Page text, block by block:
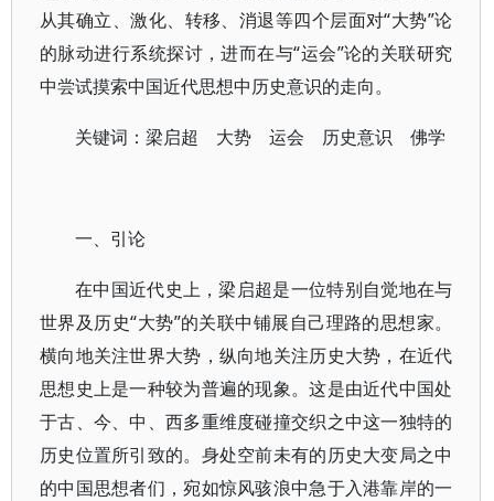
从其确立、激化、转移、消退等四个层面对“大势”论
的脉动进行系统探讨，进而在与“运会”论的关联研究
中尝试摸索中国近代思想中历史意识的走向。
关键词：梁启超 大势 运会 历史意识 佛学
一、引论
在中国近代史上，梁启超是一位特别自觉地在与
世界及历史“大势”的关联中铺展自己理路的思想家。
横向地关注世界大势，纵向地关注历史大势，在近代
思想史上是一种较为普遍的现象。这是由近代中国处
于古、今、中、西多重维度碰撞交织之中这一独特的
历史位置所引致的。身处空前未有的历史大变局之中
的中国思想者们，宛如惊风骇浪中急于入港靠岸的一